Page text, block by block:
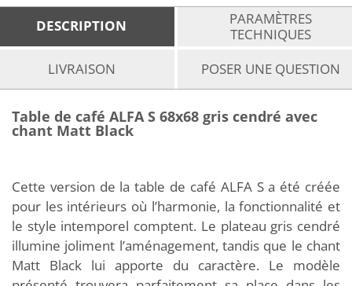
DESCRIPTION
PARAMÈTRES
TECHNIQUES
LIVRAISON
POSER UNE QUESTION
Table de café ALFA S 68x68 gris cendré avec
chant Matt Black
Cette version de la table de café ALFA S a été créée
pour les intérieurs où l’harmonie, la fonctionnalité et
le style intemporel comptent. Le plateau gris cendré
illumine joliment l’aménagement, tandis que le chant
Matt Black lui apporte du caractère. Le modèle